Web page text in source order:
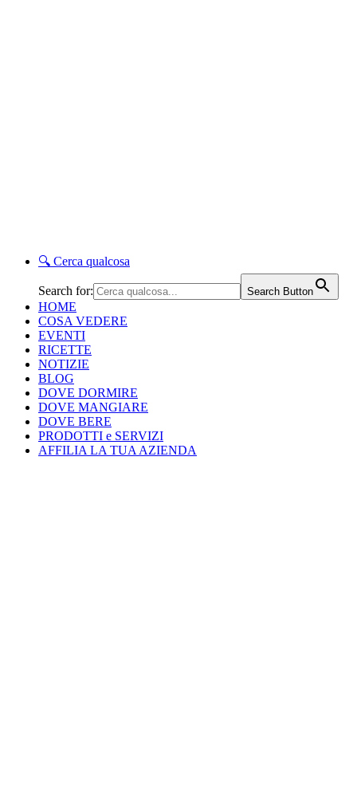
🔍 Cerca qualcosa
Search for: Search Button
HOME
COSA VEDERE
EVENTI
RICETTE
NOTIZIE
BLOG
DOVE DORMIRE
DOVE MANGIARE
DOVE BERE
PRODOTTI e SERVIZI
AFFILIA LA TUA AZIENDA